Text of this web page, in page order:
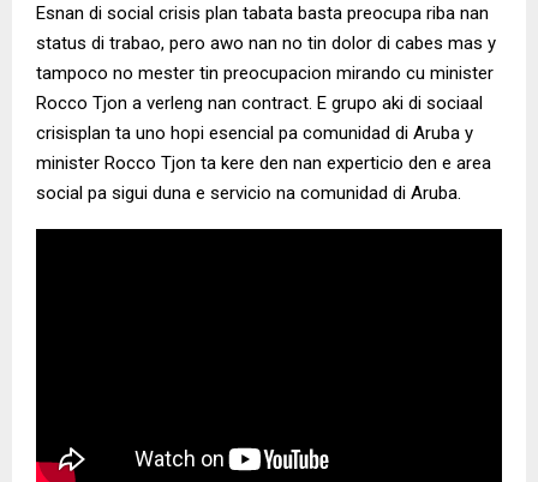
Esnan di social crisis plan tabata basta preocupa riba nan
status di trabao, pero awo nan no tin dolor di cabes mas y
tampoco no mester tin preocupacion mirando cu minister
Rocco Tjon a verleng nan contract. E grupo aki di sociaal
crisisplan ta uno hopi esencial pa comunidad di Aruba y
minister Rocco Tjon ta kere den nan experticio den e area
social pa sigui duna e servicio na comunidad di Aruba.